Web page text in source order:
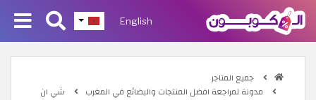
English
جميع المتاجر
مدونة لمراجعة افضل المنتجات والبضائع في المغرب
شي ان